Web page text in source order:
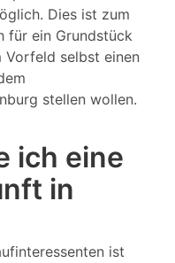
Dies ist zum
für ein Grundstück
Vorfeld selbst einen
stellen wollen.
ich eine
in
ist